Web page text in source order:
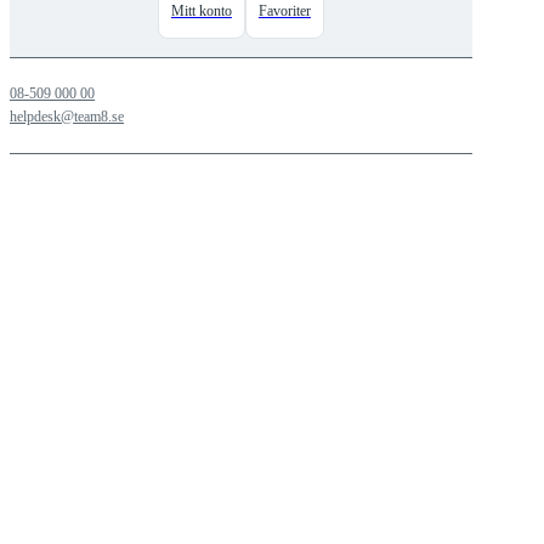
Mitt konto Favoriter
08-509 000 00
helpdesk@team8.se